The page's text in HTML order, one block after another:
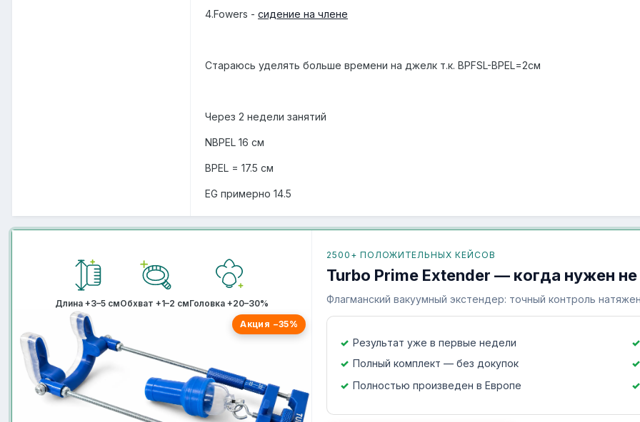
4.Fowers - сидение на члене
Стараюсь уделять больше времени на джелк т.к. BPFSL-BPEL=2см
Через 2 недели занятий
NBPEL 16 см
BPEL = 17.5 см
EG примерно 14.5
Длина +3–5 смОбхват +1–2 смГоловка +20–30%
Акция −35%
2500+ ПОЛОЖИТЕЛЬНЫХ КЕЙСОВ
Turbo Prime Extender — когда нужен
Флагманский вакуумный экстендер: точный контроль
Результат уже в первые недели
Полный комплект — без докупок
Полностью произведен в Европе